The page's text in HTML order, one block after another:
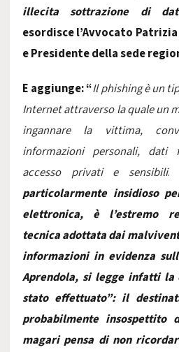
illecita sottrazione di
esordisce l’Avvocato
e Presidente della sede
E aggiunge: “Il phishing è un
Internetattraverso la quale un
ingannare la vittima,
informazionipersonali, dati
accesso privati e sensibili.
particolarmente insidioso
elettronica, è l’estremo
tecnica adottata dai
informazioni in evidenza
Aprendola, si legge infatti
stato effettuato”: il
probabilmente insospettito
magari pensa di non